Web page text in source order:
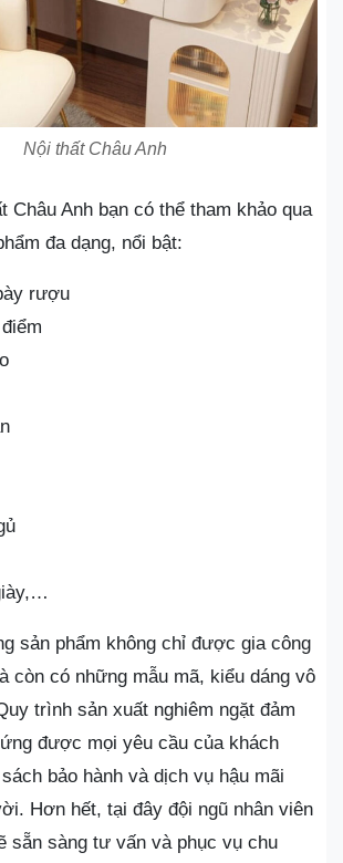
Nội thất Châu Anh
Châu Anh bạn có thể tham khảo qua
đa dạng, nổi bật:
rượu
sản phẩm không chỉ được gia công
còn có những mẫu mã, kiểu dáng vô
trình sản xuất nghiêm ngặt đảm
được mọi yêu cầu của khách
bảo hành và dịch vụ hậu mãi
Hơn hết, tại đây đội ngũ nhân viên
sẵn sàng tư vấn và phục vụ chu